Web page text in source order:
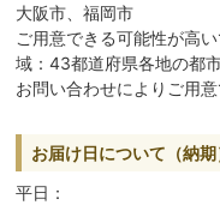
大阪市、福岡市
ご用意できる可能性が高
域：43都道府県各地の都
お問い合わせによりご用
お届け日について（納期
平日：